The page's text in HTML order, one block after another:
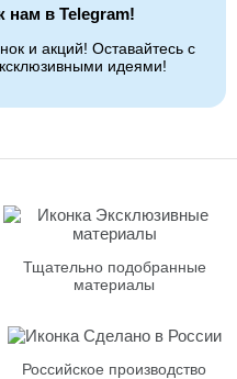
нам в Telegram!
и акций! Оставайтесь с
идеями!
Тщательно подобранные
материалы
Российское производство